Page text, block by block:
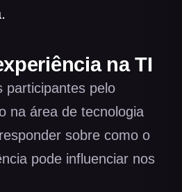
na TI
participantes pelo
na área de tecnologia
sobre como o
pode influenciar nos